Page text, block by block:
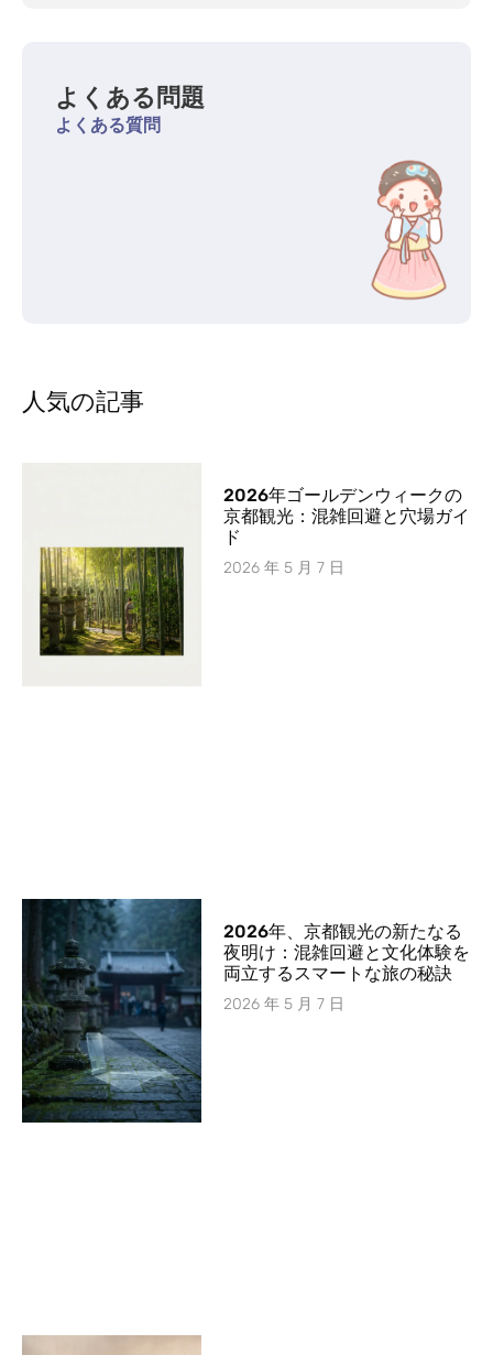
よくある問題
よくある質問
人気の記事
2026年ゴールデンウィークの
京都観光：混雑回避と穴場ガイ
ド
2026 年 5 月 7 日
2026年、京都観光の新たなる
夜明け：混雑回避と文化体験を
両立するスマートな旅の秘訣
2026 年 5 月 7 日